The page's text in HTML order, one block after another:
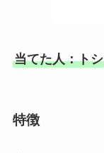
当てた人：トシ
特徴